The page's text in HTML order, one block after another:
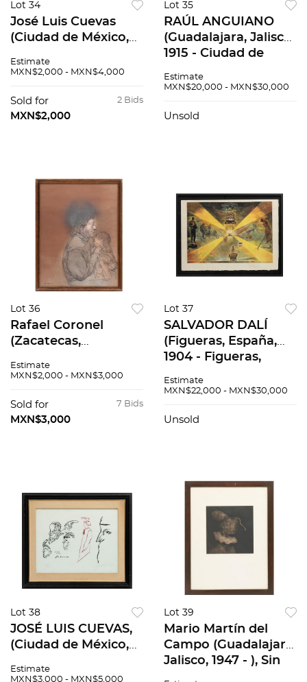
Lot 34
José Luis Cuevas
(Ciudad de México,
México, 2017) En
Firmada a lápiz. Lito
offset. 54 x 36...
Estimate
MXN$2,000 - MXN$4,000
2 Bids
Sold for
MXN$2,000
Lot 35
RAÚL ANGUIANO
(Guadalajara, Jalisco,
1915 - Ciudad de
Alfarera, Pastel
Firmado y fechado
Estimate
MXN$20,000 - MXN$30,000
Unsold
Lot 36
Rafael Coronel
(Zacatecas,
Cuernavaca,
título Litografía
offset. Tomada de la
Estimate
MXN$2,000 - MXN$3,000
7 Bids
Sold for
MXN$3,000
Lot 37
SALVADOR DALÍ
(Figueras, España,
1904 - Figueras,
gare de Perpignan
Perpignan) Firmada
Estimate
MXN$22,000 - MXN$30,000
Unsold
Lot 38
JOSÉ LUIS CUEVAS,
(Ciudad de México,
México, 2017)
Estimate
MXN$3,000 - MXN$5,000
Lot 39
Mario Martín del
Campo (Guadalajara,
Jalisco, 1947 - ), Sin